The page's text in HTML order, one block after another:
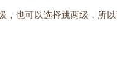
，也可以选择跳两级，所